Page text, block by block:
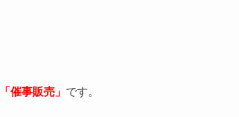
「催事販売」 です。